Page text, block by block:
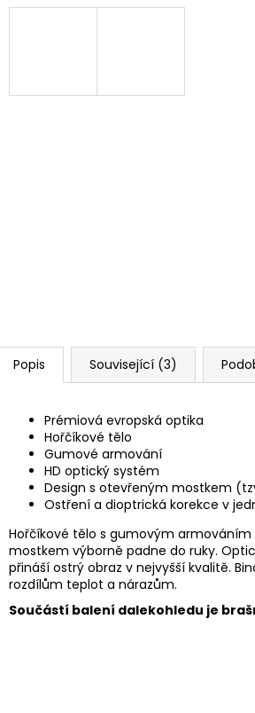
Popis Související (3)
Prémiová evropská optika
Hořčíkové tělo
Gumové armování
HD optický systém
Design s otevřeným mostkem
Ostření a dioptrická korekce v
Hořčíkové tělo s gumovým
mostkem výborně padne do ruky.
přináší ostrý obraz v nejvyšší kvalitě.
rozdílům teplot a nárazům.
Součástí balení dalekohledu je
MAUSER KŠILTOVKA ZELENÁ